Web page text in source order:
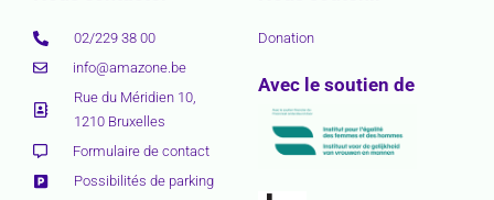
02/229 38 00
info@amazone.be
Rue du Méridien 10,
1210 Bruxelles
Formulaire de contact
Possibilités de parking
Donation
Avec le soutien de